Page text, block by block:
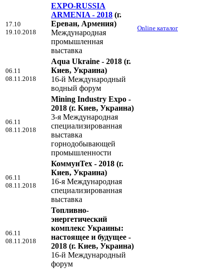
17.10
19.10.2018
EXPO-RUSSIA
ARMENIA - 2018 (г.
Ереван, Армения)
Международная
промышленная
выставка
Online каталог
06.11
08.11.2018
Aqua Ukraine - 2018 (г.
Киев, Украина)
16-й Международный
водный форум
06.11
08.11.2018
Mining Industry Expo -
2018 (г. Киев, Украина)
3-я Международная
специализированная
выставка
горнодобывающей
промышленности
06.11
08.11.2018
КоммунТех - 2018 (г.
Киев, Украина)
16-я Международная
специализированная
выставка
06.11
08.11.2018
Топливно-
энергетический
комплекс Украины:
настоящее и будущее -
2018 (г. Киев, Украина)
16-й Международный
форум